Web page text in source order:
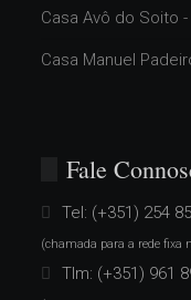
Casa Avô do Soito
Casa Manuel
Fale
Tel: (+351) 254
(chamada para a rede fixa
Tlm: (+351) 961